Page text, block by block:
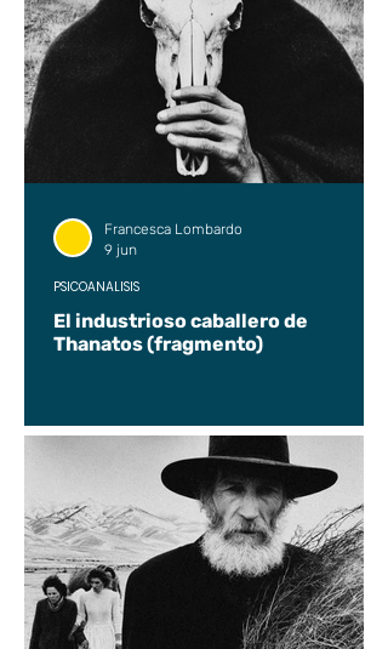
El industrioso caballero de
Thanatos (fragmento)
PSICOANÁLISIS
Francesca Lombardo
9 jun